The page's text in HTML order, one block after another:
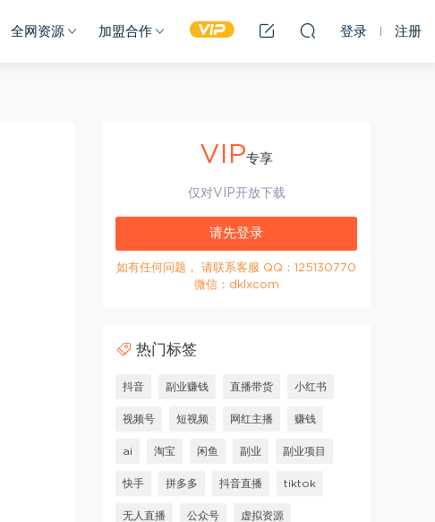
全网资源 加盟合作 登录 注册
VIP专享
仅对VIP开放下载
请先登录
如有任何问题， 请联系客服 QQ：125130770
微信：dklxcom
热门标签
抖音 副业赚钱 直播带货 小红书
视频号 短视频 网红主播 赚钱
ai 淘宝 闲鱼 副业 副业项目
快手 拼多多 抖音直播 tiktok
无人直播 公众号 虚拟资源